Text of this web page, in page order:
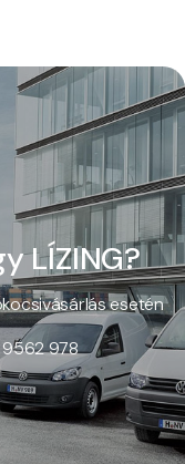
LÍZING?
esetén
978